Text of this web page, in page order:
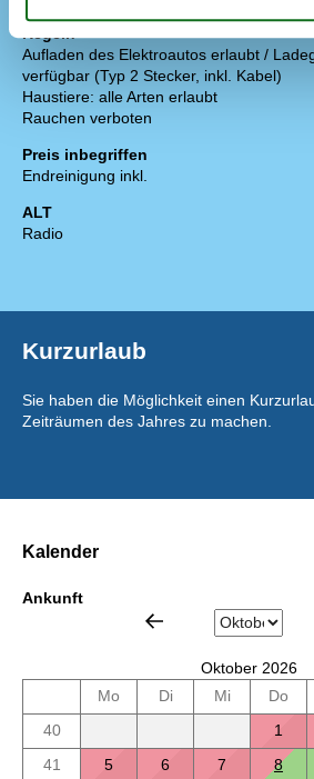
Aufladen des Elektroautos erlaubt /
verfügbar (Typ 2 Stecker, inkl. Kabel)
Haustiere: alle Arten erlaubt
Rauchen verboten
Preis inbegriffen
Endreinigung inkl.
ALT
Radio
Kurzurlaub
Sie haben die Möglichkeit einen
Zeiträumen des Jahres zu machen.
Kalender
Ankunft
Oktober 2026
Mo
Di Mi Do
40
1
41
5 6 7 8